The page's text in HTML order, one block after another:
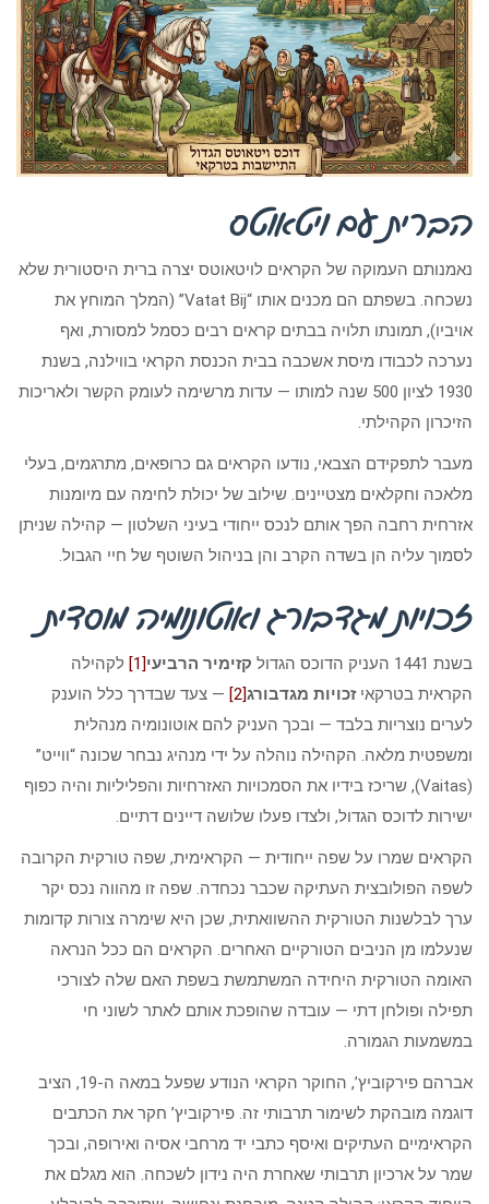
הברית עם ויטאוטס
נאמנותם העמוקה של הקראים לויטאוטס יצרה ברית היסטורית שלא
נשכחה. בשפתם הם מכנים אותו “Vatat Bij” (המלך המוחץ את
אויביו), תמונתו תלויה בבתים קראים רבים כסמל למסורת, ואף
נערכה לכבודו מיסת אשכבה בבית הכנסת הקראי בווילנה, בשנת
1930 לציון 500 שנה למותו — עדות מרשימה לעומק הקשר ולאריכות
הזיכרון הקהילתי.
מעבר לתפקידם הצבאי, נודעו הקראים גם כרופאים, מתרגמים, בעלי
מלאכה וחקלאים מצטיינים. שילוב של יכולת לחימה עם מיומנות
אזרחית רחבה הפך אותם לנכס ייחודי בעיני השלטון — קהילה שניתן
לסמוך עליה הן בשדה הקרב והן בניהול השוטף של חיי הגבול.
זכויות מגדבורג ואוטונומיה מוסדית
בשנת 1441 העניק הדוכס הגדול קזימיר הרביעי[1]
לקהילה
הקראית בטרקאיזכויות מגדבורג[2]
— צעד שבדרך כלל הוענק
לערים נוצריות בלבד — ובכך העניק להם אוטונומיה מנהלית
ומשפטית מלאה. הקהילה נוהלה על ידי מנהיג נבחר שכונה “ווייט”
(Vaitas), שריכז בידיו את הסמכויות האזרחיות והפליליות והיה כפוף
ישירות לדוכס הגדול, ולצדו פעלו שלושה דיינים דתיים.
הקראים שמרו על שפה ייחודית — הקראימית, שפה טורקית הקרובה
לשפה הפולובצית העתיקה שכבר נכחדה. שפה זו מהווה נכס יקר
ערך לבלשנות הטורקית ההשוואתית, שכן היא שימרה צורות קדומות
שנעלמו מן הניבים הטורקיים האחרים. הקראים הם ככל הנראה
האומה הטורקית היחידה המשתמשת בשפת האם שלה לצורכי
תפילה ופולחן דתי — עובדה שהופכת אותם לאתר לשוני חי
במשמעות הגמורה.
אברהם פירקוביץ’, החוקר הקראי הנודע שפעל במאה ה-19, הציב
דוגמה מובהקת לשימור תרבותי זה. פירקוביץ’ חקר את הכתבים
הקראימיים העתיקים ואיסף כתבי יד מרחבי אסיה ואירופה, ובכך
שמר על ארכיון תרבותי שאחרת היה נידון לשכחה. הוא מגלם את